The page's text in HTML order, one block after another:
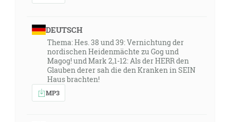
DEUTSCH
Thema: Hes. 38 und 39: Vernichtung der
nordischen Heidenmächte zu Gog und
Magog! und Mark 2,1-12: Als der HERR den
Glauben derer sah die den Kranken in SEIN
Haus brachten!
MP3